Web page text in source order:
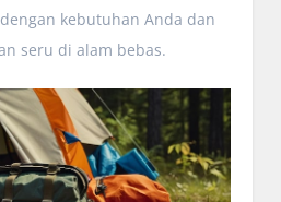
kebutuhan Anda dan
seru di alam bebas.